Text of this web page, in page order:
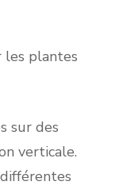
les plantes
sur des
verticale.